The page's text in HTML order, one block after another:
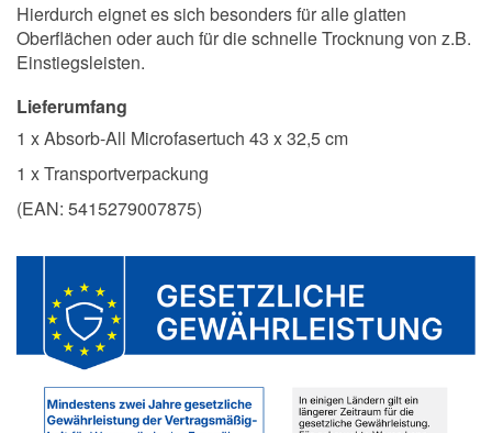
Hierdurch eignet es sich besonders für alle glatten
Oberflächen oder auch für die schnelle Trocknung von z.B.
Einstiegsleisten.
Lieferumfang
1 x Absorb-All Microfasertuch 43 x 32,5 cm
1 x Transportverpackung
(EAN: 5415279007875)